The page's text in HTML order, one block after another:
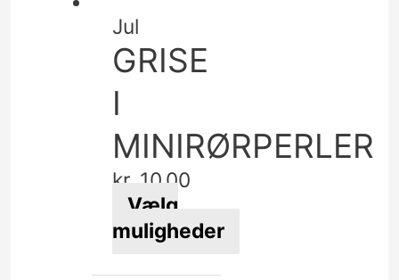
flere
varianter.
Mulighederne
kan
vælges
på
varesiden
Jul
GRISE
I
MINIRØRPERLER
kr. 10,00
Vælg
muligheder